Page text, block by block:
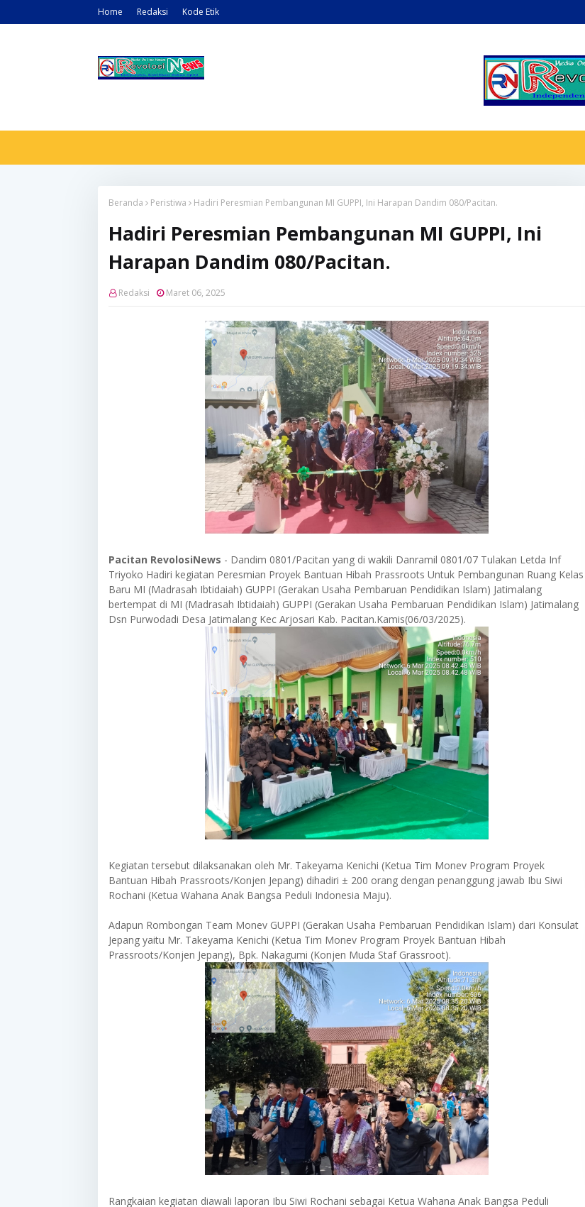
Home Redaksi Kode Etik
Beranda Peristiwa Hadiri Peresmian Pembangunan MI GUPPI, Ini Harapan Dandim 080/Pacitan.
Hadiri Peresmian Pembangunan MI GUPPI, Ini
Harapan Dandim 080/Pacitan.
Redaksi Maret 06, 2025
Pacitan RevolosiNews - Dandim 0801/Pacitan yang di wakili Danramil 0801/07 Tulakan Letda Inf
Triyoko Hadiri kegiatan Peresmian Proyek Bantuan Hibah Prassroots Untuk Pembangunan Ruang Kelas
Baru MI (Madrasah Ibtidaiah) GUPPI (Gerakan Usaha Pembaruan Pendidikan Islam) Jatimalang
bertempat di MI (Madrasah Ibtidaiah) GUPPI (Gerakan Usaha Pembaruan Pendidikan Islam) Jatimalang
Dsn Purwodadi Desa Jatimalang Kec Arjosari Kab. Pacitan.Kamis(06/03/2025).
Kegiatan tersebut dilaksanakan oleh Mr. Takeyama Kenichi (Ketua Tim Monev Program Proyek
Bantuan Hibah Prassroots/Konjen Jepang) dihadiri ± 200 orang dengan penanggung jawab Ibu Siwi
Rochani (Ketua Wahana Anak Bangsa Peduli Indonesia Maju).
Adapun Rombongan Team Monev GUPPI (Gerakan Usaha Pembaruan Pendidikan Islam) dari Konsulat
Jepang yaitu Mr. Takeyama Kenichi (Ketua Tim Monev Program Proyek Bantuan Hibah
Prassroots/Konjen Jepang), Bpk. Nakagumi (Konjen Muda Staf Grassroot).
Rangkaian kegiatan diawali laporan Ibu Siwi Rochani sebagai Ketua Wahana Anak Bangsa Peduli